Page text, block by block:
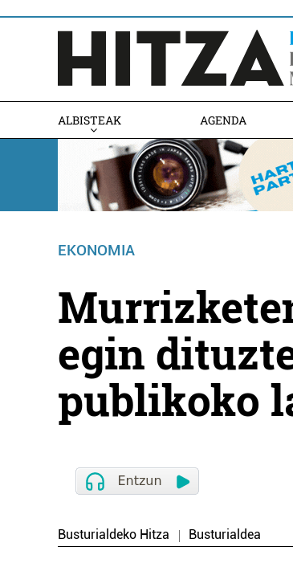
ALBISTEAK AGENDA
EKONOMIA
egin
publikoko
Busturialdeko Hitza Busturialdea